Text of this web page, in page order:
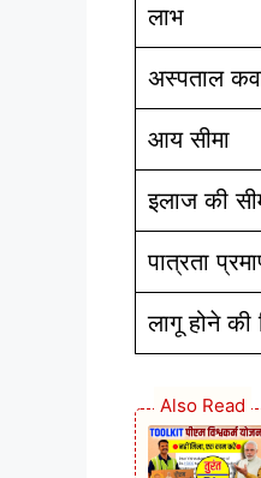
लाभ
अस्पताल
आय सीमा
इलाज की
पात्रता
लागू होने की
Also Read